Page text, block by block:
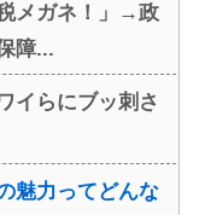
メガネ！」→政
障...
イらにブッ刺さ
魅力ってどんな